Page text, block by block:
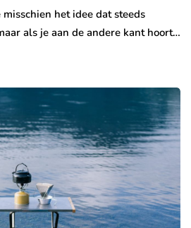
het idee dat steeds
als je aan de andere kant hoort…